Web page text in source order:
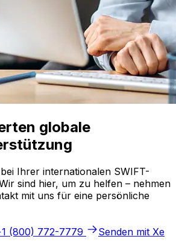
globale
Ihrer internationalen SWIFT-
sind hier, um zu helfen – nehmen
mit uns für eine persönliche
(800) 772-7779
Senden mit Xe